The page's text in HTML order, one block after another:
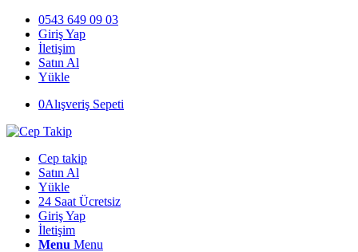
0543 649 09 03
Giriş Yap
İletişim
Satın Al
Yükle
0Alışveriş Sepeti
Cep takip
Satın Al
Yükle
24 Saat Ücretsiz
Giriş Yap
İletişim
Menu Menu